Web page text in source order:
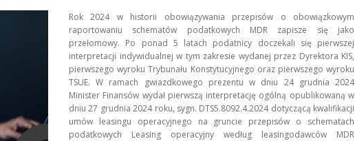
Rok 2024 w historii obowiązywania przepisów o obowiązkowym
raportowaniu schematów podatkowych MDR zapisze się jako
przełomowy. Po ponad 5 latach podatnicy doczekali się pierwszej
interpretacji indywidualnej w tym zakresie wydanej przez Dyrektora KIS,
pierwszego wyroku Trybunału Konstytucyjnego oraz pierwszego wyroku
TSUE. W ramach gwiazdkowego prezentu w dniu 24 grudnia 2024
Minister Finansów wydał pierwszą interpretację ogólną opublikowaną w
dniu 27 grudnia 2024 roku, sygn. DTS5.8092.4.2024 dotyczącą kwalifikacji
umów leasingu operacyjnego na gruncie przepisów o schematach
podatkowych Leasing operacyjny według leasingodawców MDR